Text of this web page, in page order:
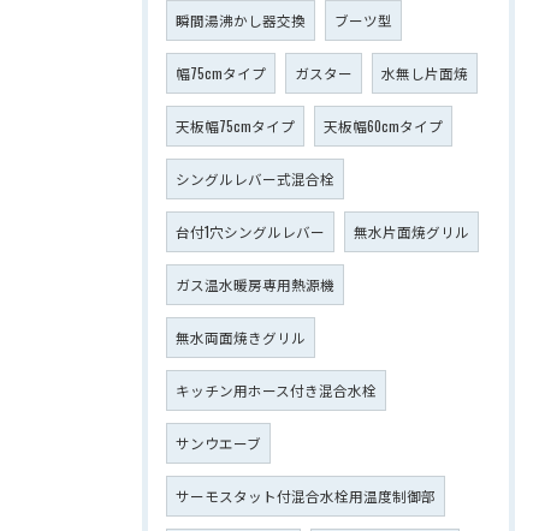
瞬間湯沸かし器交換 ブーツ型
幅75cmタイプ ガスター 水無し片面焼
天板幅75cmタイプ 天板幅60cmタイプ
シングルレバー式混合栓
台付1穴シングルレバー 無水片面焼グリル
ガス温水暖房専用熱源機
無水両面焼きグリル
キッチン用ホース付き混合水栓
サンウエーブ
サーモスタット付混合水栓用温度制御部